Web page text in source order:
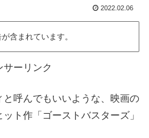
2022.02.06
含まれています。
サーリンク
呼んでもいいような、映画の
ト作「ゴーストバスターズ」